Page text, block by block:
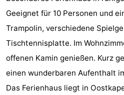
Geeignet für 10 Personen und
Trampolin, verschiedene
Tischtennisplatte. Im
offenen Kamin genießen. Kurz
einen wunderbaren Aufenthalt
Das Ferienhaus liegt in